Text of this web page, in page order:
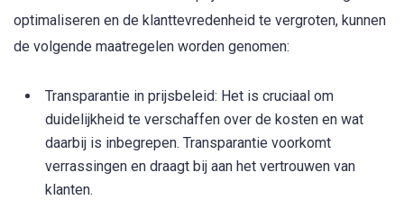
optimaliseren en de klanttevredenheid te vergroten, kunnen
de volgende maatregelen worden genomen:
Transparantie in prijsbeleid: Het is cruciaal om
duidelijkheid te verschaffen over de kosten en wat
daarbij is inbegrepen. Transparantie voorkomt
verrassingen en draagt bij aan het vertrouwen van
klanten.